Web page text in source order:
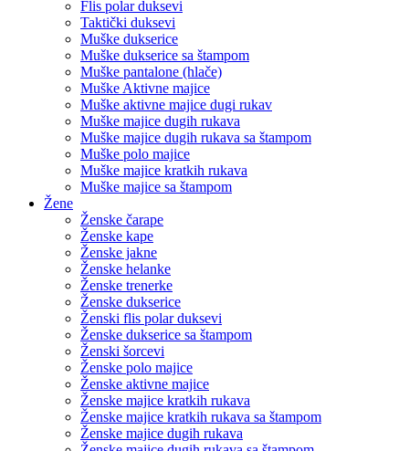
Flis polar duksevi
Taktički duksevi
Muške dukserice
Muške dukserice sa štampom
Muške pantalone (hlače)
Muške Aktivne majice
Muške aktivne majice dugi rukav
Muške majice dugih rukava
Muške majice dugih rukava sa štampom
Muške polo majice
Muške majice kratkih rukava
Muške majice sa štampom
Žene
Ženske čarape
Ženske kape
Ženske jakne
Ženske helanke
Ženske trenerke
Ženske dukserice
Ženski flis polar duksevi
Ženske dukserice sa štampom
Ženski šorcevi
Ženske polo majice
Ženske aktivne majice
Ženske majice kratkih rukava
Ženske majice kratkih rukava sa štampom
Ženske majice dugih rukava